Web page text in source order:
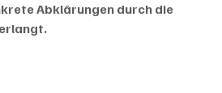
Abklärungen durch die